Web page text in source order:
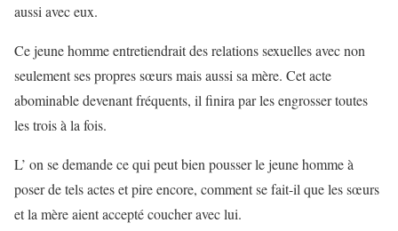
aussi avec eux.
Ce jeune homme entretiendrait des relations sexuelles avec non
seulement ses propres sœurs mais aussi sa mère. Cet acte
abominable devenant fréquents, il finira par les engrosser toutes
les trois à la fois.
L’ on se demande ce qui peut bien pousser le jeune homme à
poser de tels actes et pire encore, comment se fait-il que les sœurs
et la mère aient accepté coucher avec lui.